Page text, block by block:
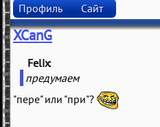
Профиль Сайт
XCanG
Felix
предумаем
"пере" или "при"?